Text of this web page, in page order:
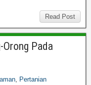
Read Post
Orong Pada
, Pertanian